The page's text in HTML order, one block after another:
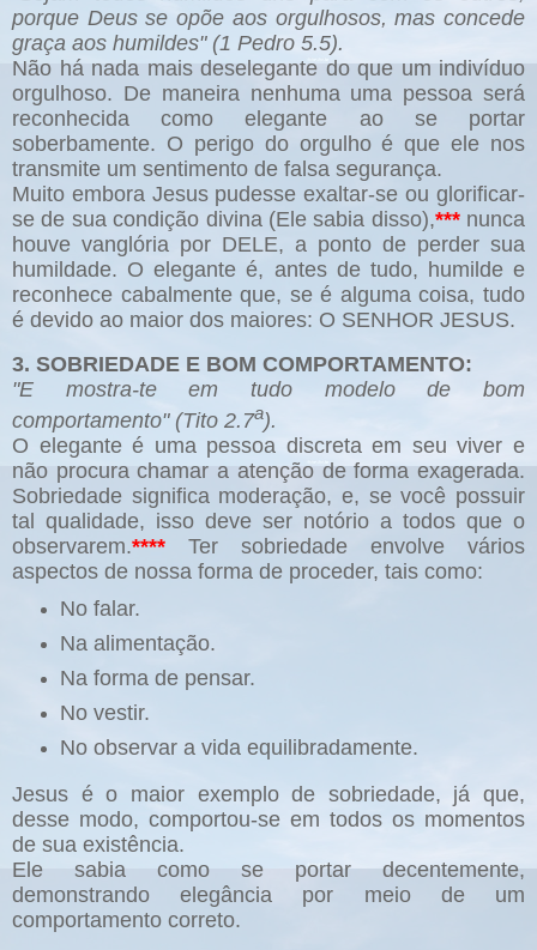
porque Deus se opõe aos orgulhosos, mas concede
graça aos humildes" (1 Pedro 5.5).
Não há nada mais deselegante do que um indivíduo
orgulhoso. De maneira nenhuma uma pessoa será
reconhecida como elegante ao se portar
soberbamente. O perigo do orgulho é que ele nos
transmite um sentimento de falsa segurança.
Muito embora Jesus pudesse exaltar-se ou glorificar-
se de sua condição divina (Ele sabia disso),***nunca
houve vanglória por DELE, a ponto de perder sua
humildade. O elegante é, antes de tudo, humilde e
reconhece cabalmente que, se é alguma coisa, tudo
é devido ao maior dos maiores: O SENHOR JESUS.
3. SOBRIEDADE E BOM COMPORTAMENTO:
"E mostra-te em tudo modelo de bom
comportamento" (Tito 2.7a).
O elegante é uma pessoa discreta em seu viver e
não procura chamar a atenção de forma exagerada.
Sobriedade significa moderação, e, se você possuir
tal qualidade, isso deve ser notório a todos que o
observarem.**** Ter sobriedade envolve vários
aspectos de nossa forma de proceder, tais como:
No falar.
Na alimentação.
Na forma de pensar.
No vestir.
No observar a vida equilibradamente.
Jesus é o maior exemplo de sobriedade, já que,
desse modo, comportou-se em todos os momentos
de sua existência.
Ele sabia como se portar decentemente,
demonstrando elegância por meio de um
comportamento correto.